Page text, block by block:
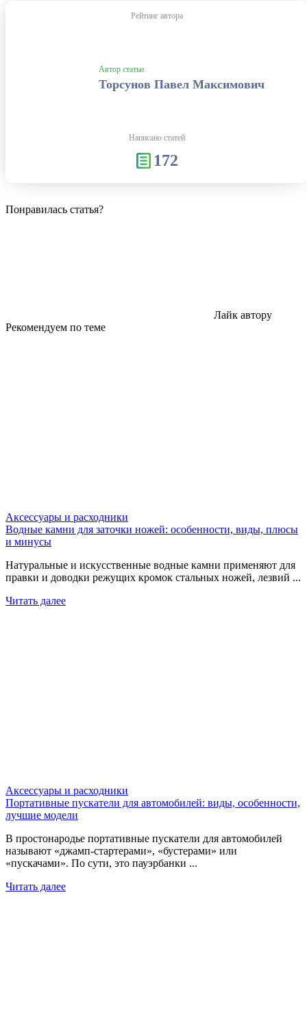
Рейтинг автора
Автор статьи
Торсунов Павел Максимович
Написано статей
172
Понравилась статья?
Лайк автору
Рекомендуем по теме
Аксессуары и расходники
Водные камни для заточки ножей: особенности, виды, плюсы
и минусы
Натуральные и искусственные водные камни применяют для
правки и доводки режущих кромок стальных ножей, лезвий ...
Читать далее
Аксессуары и расходники
Портативные пускатели для автомобилей: виды, особенности,
лучшие модели
В простонародье портативные пускатели для автомобилей
называют «джамп-стартерами», «бустерами» или
«пускачами». По сути, это пауэрбанки ...
Читать далее